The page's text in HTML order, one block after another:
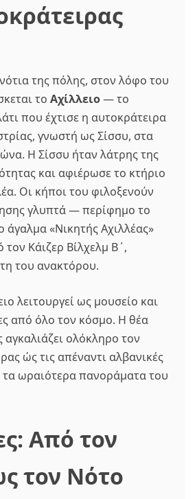
της πόλης, στον λόφο του
το Αχίλλειο— το
που έχτισε η αυτοκράτειρα
γνωστή ως Σίσσυ, στα
Η Σίσσυ ήταν λάτρης της
και αφιέρωσε το κτήριο
Οι κήποι του φιλοξενούν
γλυπτά — περίφημο το
άγαλμα «Νικητής Αχιλλέας»
Κάιζερ Βίλχελμ Β΄,
του ανακτόρου.
λειτουργεί ως μουσείο και
από όλο τον κόσμο. Η θέα
ολόκληρο τον
ώς τις απέναντι αλβανικές
ωραιότερα πανοράματα του
Από τον
τον Νότο